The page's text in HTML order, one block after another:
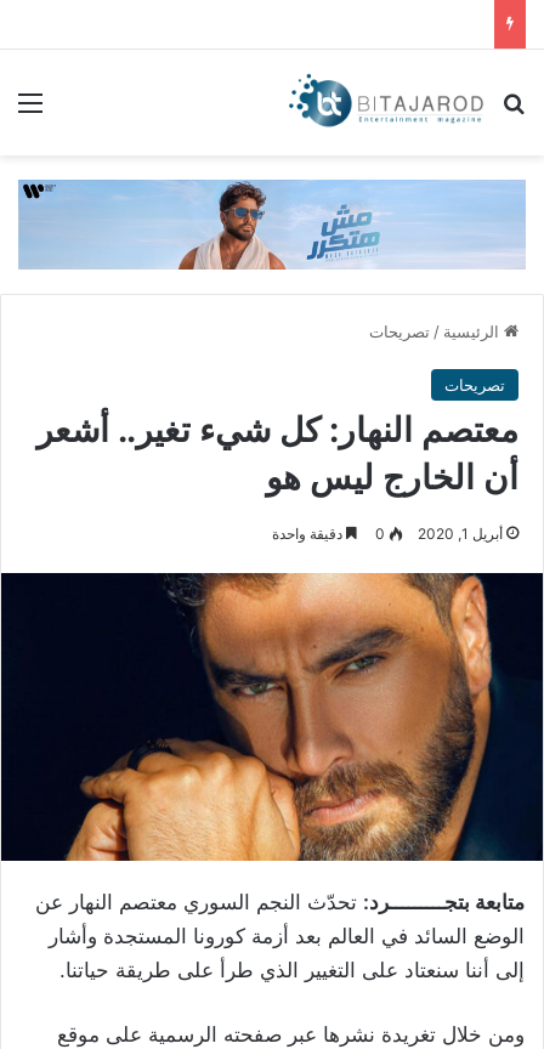
بحث عن
الرئيسية / تصريحات
تصريحات
معتصم النهار: كل شيء تغير.. أشعر
أن الخارج ليس هو
أبريل 1, 2020 0 دقيقة واحدة
متابعة بتجـــــــــرد: تحدّث النجم السوري معتصم النهار عن
الوضع السائد في العالم بعد أزمة كورونا المستجدة وأشار
إلى أننا سنعتاد على التغيير الذي طرأ على طريقة حياتنا.
ومن خلال تغريدة نشرها عبر صفحته الرسمية على موقع